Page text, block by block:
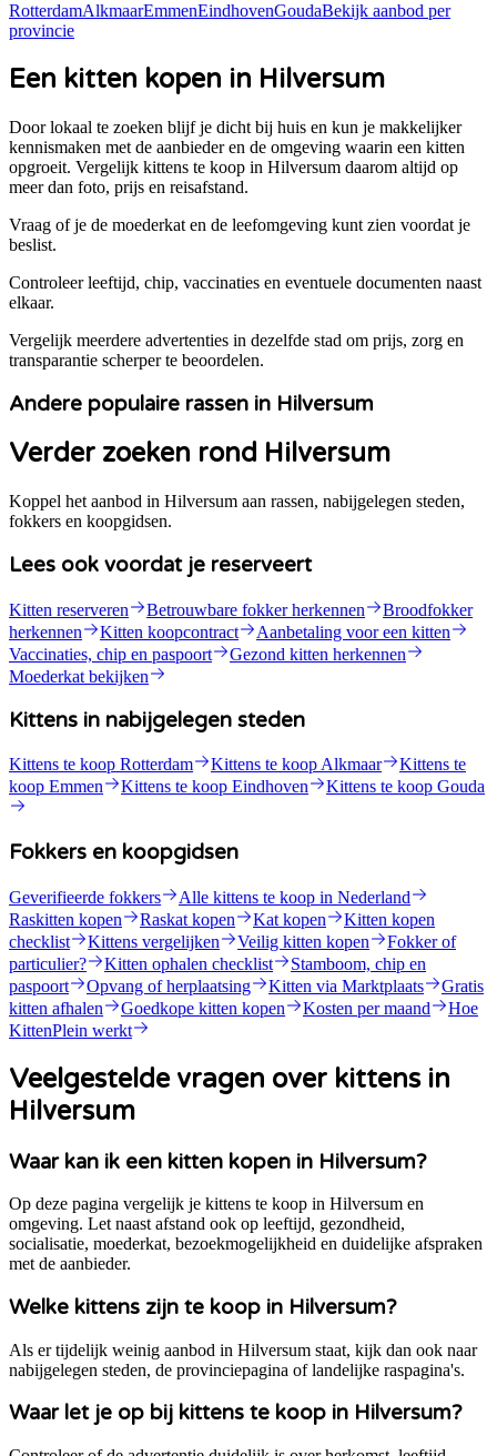
RotterdamAlkmaarEmmenEindhovenGoudaBekijk aanbod per
provincie
Een kitten kopen in Hilversum
Door lokaal te zoeken blijf je dicht bij huis en kun je makkelijker
kennismaken met de aanbieder en de omgeving waarin een kitten
opgroeit. Vergelijk kittens te koop in Hilversum daarom altijd op
meer dan foto, prijs en reisafstand.
Vraag of je de moederkat en de leefomgeving kunt zien voordat je
beslist.
Controleer leeftijd, chip, vaccinaties en eventuele documenten naast
elkaar.
Vergelijk meerdere advertenties in dezelfde stad om prijs, zorg en
transparantie scherper te beoordelen.
Andere populaire rassen in Hilversum
Verder zoeken rond Hilversum
Koppel het aanbod in Hilversum aan rassen, nabijgelegen steden,
fokkers en koopgidsen.
Lees ook voordat je reserveert
Kitten reserveren Betrouwbare fokker herkennen
Broodfokker
herkennen
Kitten koopcontract
Aanbetaling voor een kitten
Vaccinaties, chip en paspoort
Gezond kitten herkennen
Moederkat bekijken
Kittens in nabijgelegen steden
Kittens te koop Rotterdam Kittens te koop Alkmaar
Kittens te
koop Emmen
Kittens te koop Eindhoven Kittens te koop Gouda
Fokkers en koopgidsen
Geverifieerde fokkers
Alle kittens te koop in Nederland
Raskitten kopen
Raskat kopen Kat kopen
Kitten kopen
checklist
Kittens vergelijken Veilig kitten kopen
Fokker of
particulier?
Kitten ophalen checklist
Stamboom, chip en
paspoort
Opvang of herplaatsing Kitten via Marktplaats
Gratis
kitten afhalen
Goedkope kitten kopen Kosten per maand
Hoe
KittenPlein werkt
Veelgestelde vragen over kittens in
Hilversum
Waar kan ik een kitten kopen in Hilversum?
Op deze pagina vergelijk je kittens te koop in Hilversum en
omgeving. Let naast afstand ook op leeftijd, gezondheid,
socialisatie, moederkat, bezoekmogelijkheid en duidelijke afspraken
met de aanbieder.
Welke kittens zijn te koop in Hilversum?
Als er tijdelijk weinig aanbod in Hilversum staat, kijk dan ook naar
nabijgelegen steden, de provinciepagina of landelijke raspagina's.
Waar let je op bij kittens te koop in Hilversum?